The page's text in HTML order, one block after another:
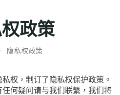
o
n
政策
隐私权政策
权，制订了隐私权保护政策。
何疑问请与我们联繫，我们将